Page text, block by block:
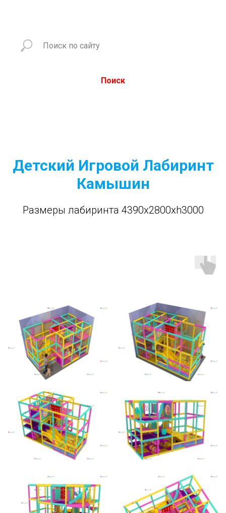
Поиск
Детский Игровой Лабиринт
Камышин
Размеры лабиринта 4390x2800xh3000